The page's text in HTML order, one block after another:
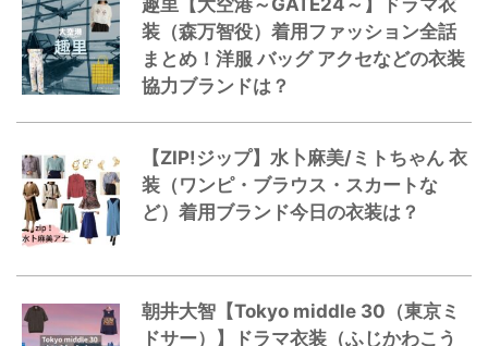
装（森万智役）着用ファッション全話
まとめ！洋服 バッグ アクセなどの衣装
協力ブランドは？
【ZIP!ジップ】水卜麻美/ミトちゃん 衣
装（ワンピ・ブラウス・スカートな
ど）着用ブランド今日の衣装は？
朝井大智【Tokyo middle 30（東京ミ
ドサー）】ドラマ衣装（ふじかわこう